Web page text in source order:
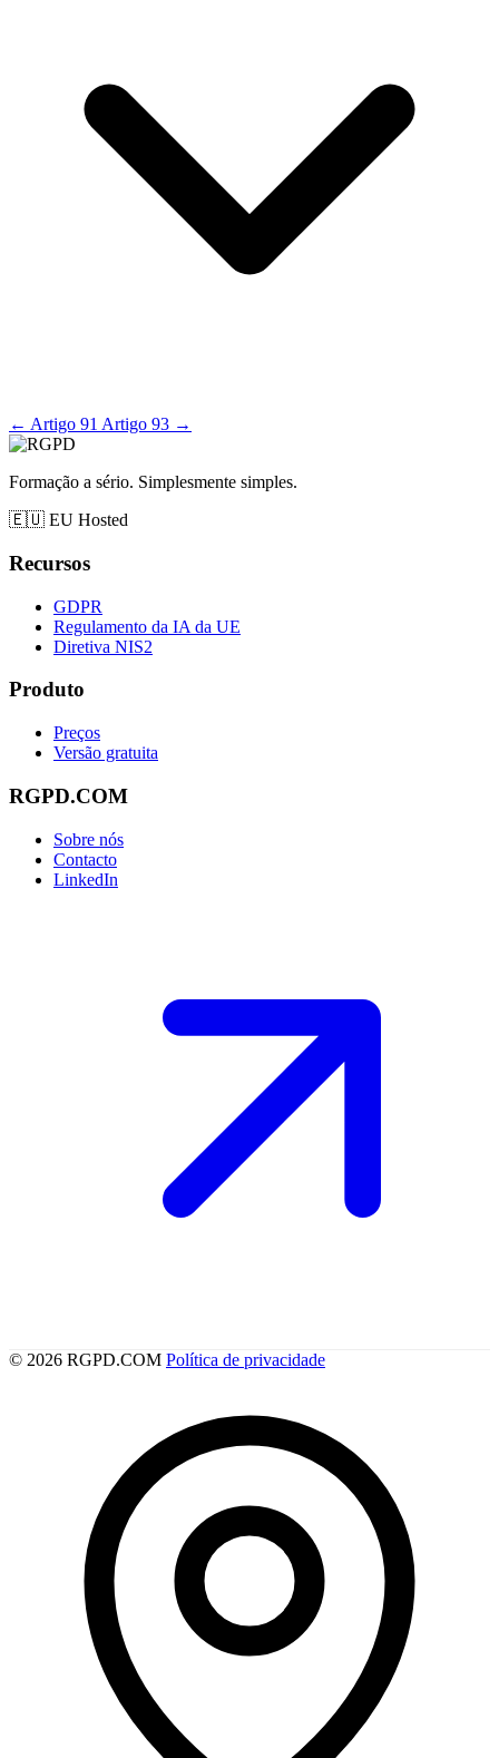
← Artigo 91 Artigo 93 →
Formação a sério. Simplesmente simples.
🇪🇺 EU Hosted
Recursos
GDPR
Regulamento da IA da UE
Diretiva NIS2
Produto
Preços
Versão gratuita
RGPD.COM
Sobre nós
Contacto
LinkedIn
© 2026 RGPD.COM Política de privacidade